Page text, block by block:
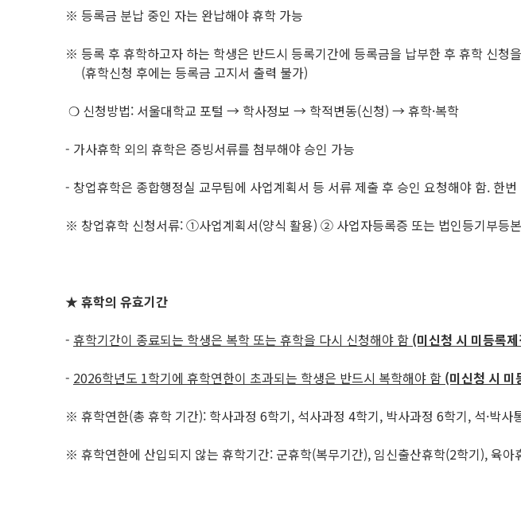
※ 등록금 분납 중인 자는 완납해야 휴학 가능
※ 등록 후 휴학하고자 하는 학생은 반드시 등록기간에 등록금을 납부한 후 휴학 신청
(휴학신청 후에는 등록금 고지서 출력 불가)
❍ 신청방법: 서울대학교 포털 → 학사정보 → 학적변동(신청) → 휴학·복학
- 가사휴학 외의 휴학은 증빙서류를 첨부해야 승인 가능
- 창업휴학은 종합행정실 교무팀에 사업계획서 등 서류 제출 후 승인 요청해야 함. 한
※ 창업휴학 신청서류: ①사업계획서(양식 활용) ② 사업자등록증 또는 법인등기부등
★ 휴학의 유효기간
- 휴학기간이 종료되는 학생은 복학 또는 휴학을 다시 신청해야 함 (미신청 시 미등록
- 2026학년도 1학기에 휴학연한이 초과되는 학생은 반드시 복학해야 함 (미신청 시 미
※ 휴학연한(총 휴학 기간): 학사과정 6학기, 석사과정 4학기, 박사과정 6학기, 석·박사
※ 휴학연한에 산입되지 않는 휴학기간: 군휴학(복무기간), 임신출산휴학(2학기), 육